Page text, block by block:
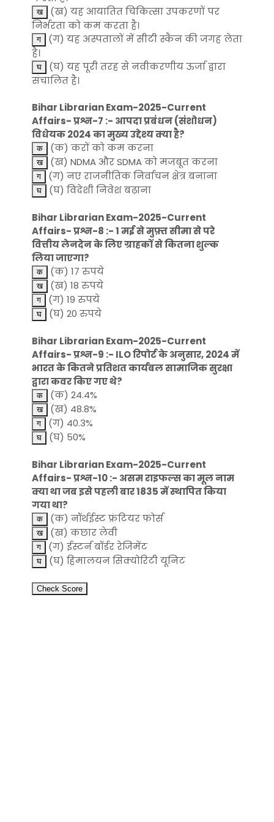
(ख) यह आयातित चिकित्सा उपकरणों पर
निर्भरता को कम करता है।
(ग) यह अस्पतालों में सीटी स्कैन की जगह लेता
है।
(घ) यह पूरी तरह से नवीकरणीय ऊर्जा द्वारा
संचालित है।
Bihar Librarian Exam-2025-Current
Affairs- प्रश्न-7 :- आपदा प्रबंधन (संशोधन)
विधेयक 2024 का मुख्य उद्देश्य क्या है?
(क) करों को कम करना
(ख) NDMA और SDMA को मजबूत करना
(ग) नए राजनीतिक निर्वाचन क्षेत्र बनाना
(घ) विदेशी निवेश बढ़ाना
Bihar Librarian Exam-2025-Current
Affairs- प्रश्न-8 :- 1 मई से मुफ़्त सीमा से परे
वित्तीय लेनदेन के लिए ग्राहकों से कितना शुल्क
लिया जाएगा?
(क) 17 रुपये
(ख) 18 रुपये
(ग) 19 रुपये
(घ) 20 रुपये
Bihar Librarian Exam-2025-Current
Affairs- प्रश्न-9 :- ILO रिपोर्ट के अनुसार, 2024 में
भारत के कितने प्रतिशत कार्यबल सामाजिक सुरक्षा
द्वारा कवर किए गए थे?
(क) 24.4%
(ख) 48.8%
(ग) 40.3%
(घ) 50%
Bihar Librarian Exam-2025-Current
Affairs- प्रश्न-10 :- असम राइफल्स का मूल नाम
क्या था जब इसे पहली बार 1835 में स्थापित किया
गया था?
(क) नॉर्थईस्ट फ्रंटियर फोर्स
(ख) कछार लेवी
(ग) ईस्टर्न बॉर्डर रेजिमेंट
(घ) हिमालयन सिक्योरिटी यूनिट